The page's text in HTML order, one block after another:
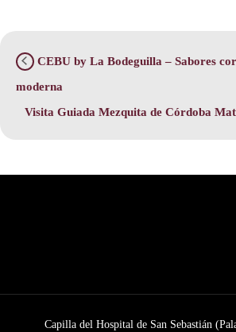
CEBU by La Bodeguilla – Sabores
moderna
Visita Guiada Mezquita de Córdoba
Capilla del Hospital de San Sebastián